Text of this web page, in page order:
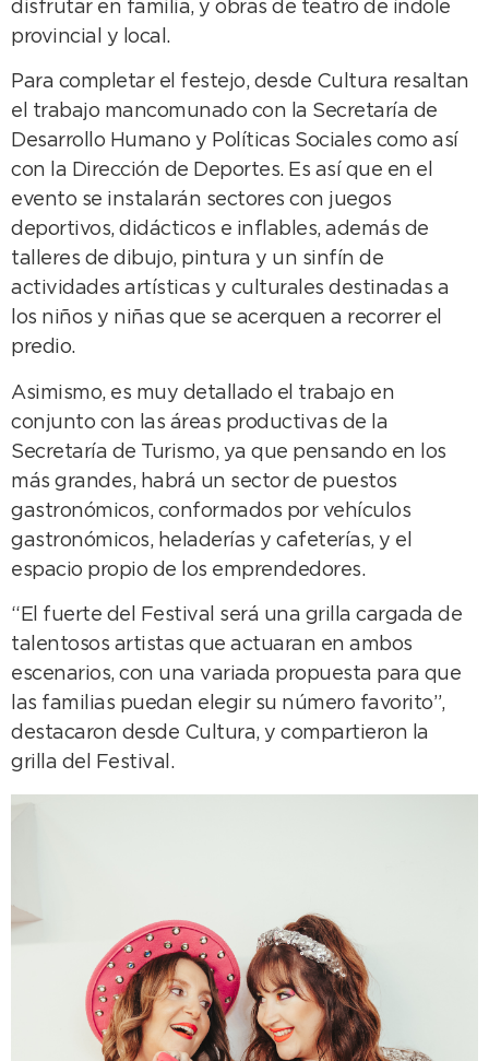
disfrutar en familia, y obras de teatro de índole
provincial y local.
Para completar el festejo, desde Cultura resaltan
el trabajo mancomunado con la Secretaría de
Desarrollo Humano y Políticas Sociales como así
con la Dirección de Deportes. Es así que en el
evento se instalarán sectores con juegos
deportivos, didácticos e inflables, además de
talleres de dibujo, pintura y un sinfín de
actividades artísticas y culturales destinadas a
los niños y niñas que se acerquen a recorrer el
predio.
Asimismo, es muy detallado el trabajo en
conjunto con las áreas productivas de la
Secretaría de Turismo, ya que pensando en los
más grandes, habrá un sector de puestos
gastronómicos, conformados por vehículos
gastronómicos, heladerías y cafeterías, y el
espacio propio de los emprendedores.
“El fuerte del Festival será una grilla cargada de
talentosos artistas que actuaran en ambos
escenarios, con una variada propuesta para que
las familias puedan elegir su número favorito”,
destacaron desde Cultura, y compartieron la
grilla del Festival.